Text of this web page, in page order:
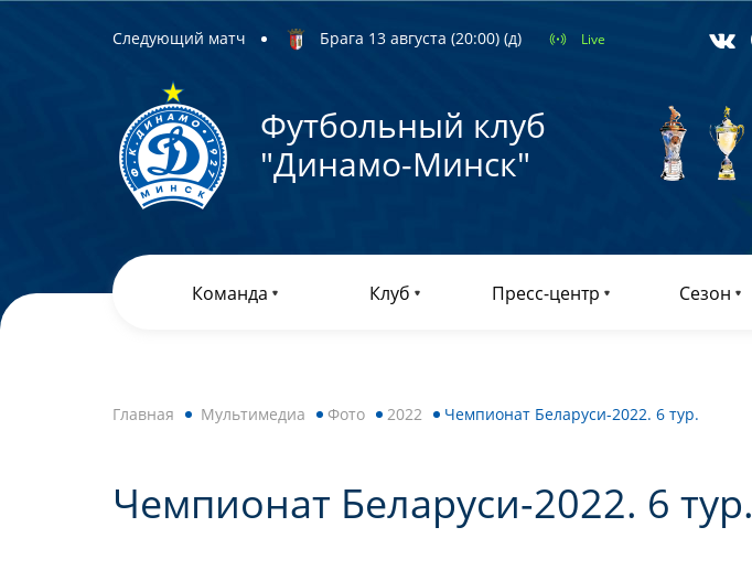
Следующий матч Брага 13 августа (20:00) (д) Live
Футбольный клуб
"Динамо-Минск"
Команда Клуб Пресс-центр Сезон
Главная Мультимедиа Фото 2022 Чемпионат Беларуси-2022. 6 тур.
Чемпионат Беларуси-2022. 6 тур.